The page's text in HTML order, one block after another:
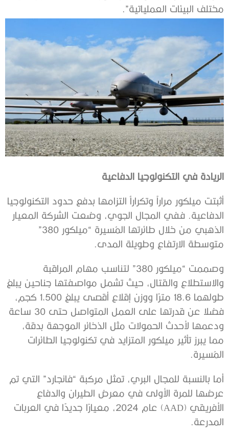
مختلف البيئات العملياتية”.
الريادة في التكنولوجيا الدفاعية
أثبتت ميلكور مراراً وتكراراُ التزامها بدفع حدود التكنولوجيا
الدفاعية. ففي المجال الجوي، وضعت الشركة المعيار
الذهبي من خلال طائرتها المُسيرة “ميلكور 380”
متوسطة الارتفاع وطويلة المدى.
وصممت “ميلكور 380” لتناسب مهام المراقبة
والاستطلاع والقتال، حيث تشمل مواصفتها جناحين يبلغ
طولهما 18.6 مترًا ووزن إقلاع أقصى يبلغ 1,500 كجم،
فضلا عن قدرتها على العمل المتواصل حتى 30 ساعة
ودعمها لأحدث الحمولات مثل الذخائر الموجهة بدقة،
مما يبرز تأثير ميلكور المتزايد في تكنولوجيا الطائرات
المُسيرة.
أما بالنسبة للمجال البري، تمثل مركبة “فانجارد” التي تم
عرضها للمرة الأولى في معرض الطيران والدفاع
الأفريقي (AAD) عام 2024، معيارًا جديدًا في العربات
المدرعة.